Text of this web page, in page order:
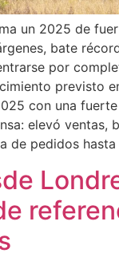
un 2025 de
bate
por
previsto
con una
elevó ventas,
de pedidos